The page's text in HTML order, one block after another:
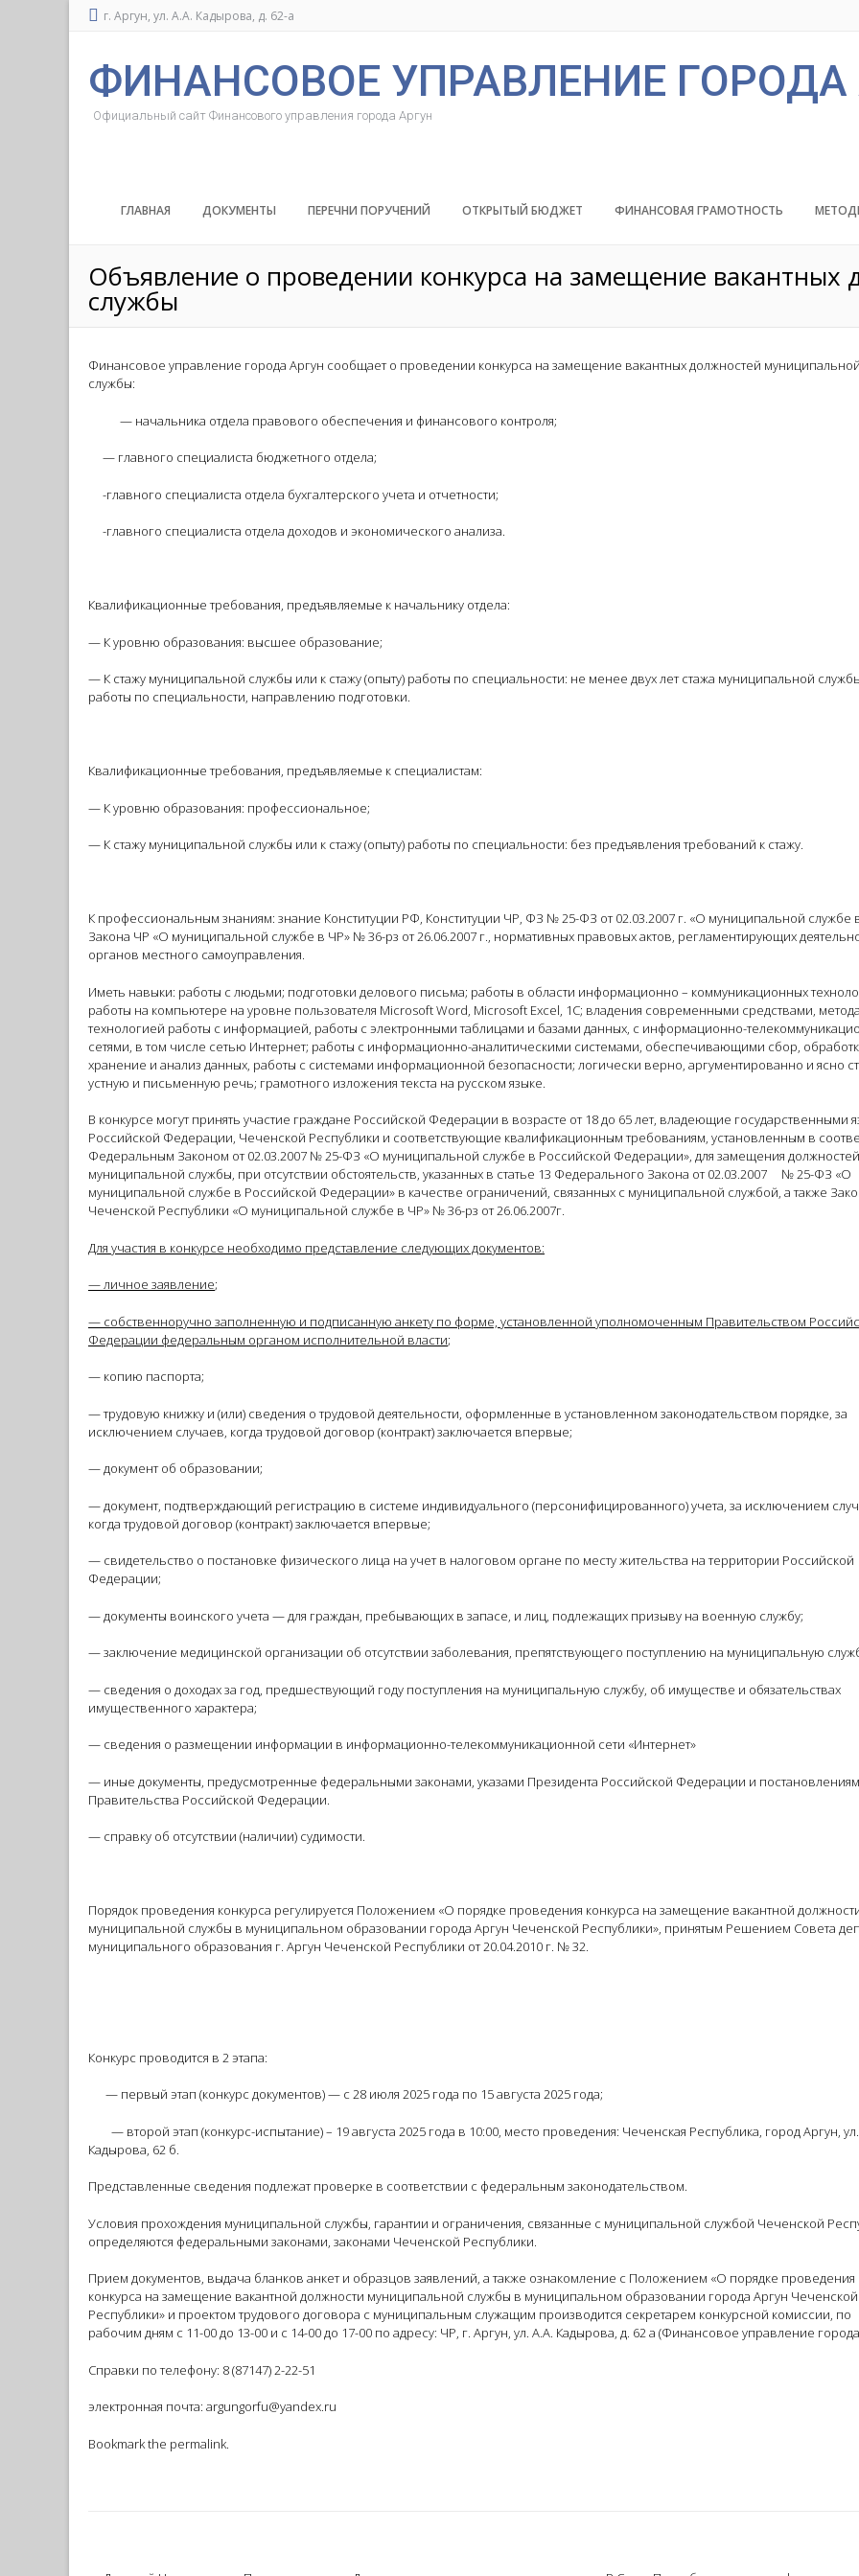
г. Аргун, ул. А.А. Кадырова, д. 62-а
ФИНАНСОВОЕ УПРАВЛЕНИЕ ГОРОДА
Официальный сайт Финансового управления города Аргун
ГЛАВНАЯ ДОКУМЕНТЫ ПЕРЕЧНИ ПОРУЧЕНИЙ ОТКРЫТЫЙ БЮДЖЕТ ФИНАНСОВАЯ ГРАМОТНОСТЬ
Объявление о проведении конкурса на замещение
службы
Финансовое управление города Аргун сообщает о проведении конкурса на замещение вакантных должностей муниципальной
службы:
— начальника отдела правового обеспечения и финансового контроля;
— главного специалиста бюджетного отдела;
-главного специалиста отдела бухгалтерского учета и отчетности;
-главного специалиста отдела доходов и экономического анализа.
Квалификационные требования, предъявляемые к начальнику отдела:
— К уровню образования: высшее образование;
— К стажу муниципальной службы или к стажу (опыту) работы по специальности: не менее двух лет стажа муниципальной
работы по специальности, направлению подготовки.
Квалификационные требования, предъявляемые к специалистам:
— К уровню образования: профессиональное;
— К стажу муниципальной службы или к стажу (опыту) работы по специальности: без предъявления требований к стажу.
К профессиональным знаниям: знание Конституции РФ, Конституции ЧР, ФЗ № 25-ФЗ от 02.03.2007 г. «О муниципальной службе
Закона ЧР «О муниципальной службе в ЧР» № 36-рз от 26.06.2007 г., нормативных правовых актов, регламентирующих
органов местного самоуправления.
Иметь навыки: работы с людьми; подготовки делового письма; работы в области информационно – коммуникационных
работы на компьютере на уровне пользователя Microsoft Word, Microsoft Excel, 1С; владения современными средствами,
технологией работы с информацией, работы с электронными таблицами и базами данных, с информационно-
сетями, в том числе сетью Интернет; работы с информационно-аналитическими системами, обеспечивающими сбор,
хранение и анализ данных, работы с системами информационной безопасности; логически верно, аргументированно и ясно
устную и письменную речь; грамотного изложения текста на русском языке.
В конкурсе могут принять участие граждане Российской Федерации в возрасте от 18 до 65 лет, владеющие государственными
Российской Федерации, Чеченской Республики и соответствующие квалификационным требованиям, установленным в
Федеральным Законом от 02.03.2007 № 25-ФЗ «О муниципальной службе в Российской Федерации», для замещения должностей
муниципальной службы, при отсутствии обстоятельств, указанных в статье 13 Федерального Закона от 02.03.2007 № 25-ФЗ «О
муниципальной службе в Российской Федерации» в качестве ограничений, связанных с муниципальной службой, а также
Чеченской Республики «О муниципальной службе в ЧР» № 36-рз от 26.06.2007г.
Для участия в конкурсе необходимо представление следующих документов:
— личное заявление;
— собственноручно заполненную и подписанную анкету по форме, установленной уполномоченным Правительством
Федерации федеральным органом исполнительной власти;
— копию паспорта;
— трудовую книжку и (или) сведения о трудовой деятельности, оформленные в установленном законодательством порядке, за
исключением случаев, когда трудовой договор (контракт) заключается впервые;
— документ об образовании;
— документ, подтверждающий регистрацию в системе индивидуального (персонифицированного) учета, за исключением
когда трудовой договор (контракт) заключается впервые;
— свидетельство о постановке физического лица на учет в налоговом органе по месту жительства на территории Российской
Федерации;
— документы воинского учета — для граждан, пребывающих в запасе, и лиц, подлежащих призыву на военную службу;
— заключение медицинской организации об отсутствии заболевания, препятствующего поступлению на муниципальную
— сведения о доходах за год, предшествующий году поступления на муниципальную службу, об имуществе и обязательствах
имущественного характера;
— сведения о размещении информации в информационно-телекоммуникационной сети «Интернет»
— иные документы, предусмотренные федеральными законами, указами Президента Российской Федерации и
Правительства Российской Федерации.
— справку об отсутствии (наличии) судимости.
Порядок проведения конкурса регулируется Положением «О порядке проведения конкурса на замещение вакантной
муниципальной службы в муниципальном образовании города Аргун Чеченской Республики», принятым Решением Совета
муниципального образования г. Аргун Чеченской Республики от 20.04.2010 г. № 32.
Конкурс проводится в 2 этапа:
— первый этап (конкурс документов) — с 28 июля 2025 года по 15 августа 2025 года;
— второй этап (конкурс-испытание) – 19 августа 2025 года в 10:00, место проведения: Чеченская Республика, город Аргун, ул.
Кадырова, 62 б.
Представленные сведения подлежат проверке в соответствии с федеральным законодательством.
Условия прохождения муниципальной службы, гарантии и ограничения, связанные с муниципальной службой Чеченской
определяются федеральными законами, законами Чеченской Республики.
Прием документов, выдача бланков анкет и образцов заявлений, а также ознакомление с Положением «О порядке проведения
конкурса на замещение вакантной должности муниципальной службы в муниципальном образовании города Аргун Чеченской
Республики» и проектом трудового договора с муниципальным служащим производится секретарем конкурсной комиссии, по
рабочим дням с 11-00 до 13-00 и с 14-00 до 17-00 по адресу: ЧР, г. Аргун, ул. А.А. Кадырова, д. 62 а (Финансовое управление
Справки по телефону: 8 (87147) 2-22-51
электронная почта: argungorfu@yandex.ru
Bookmark the permalink